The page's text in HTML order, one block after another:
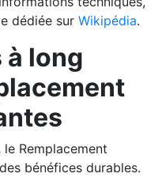
dédiée sur Wikipédia.
à long
Remplacement
bénéfices durables.